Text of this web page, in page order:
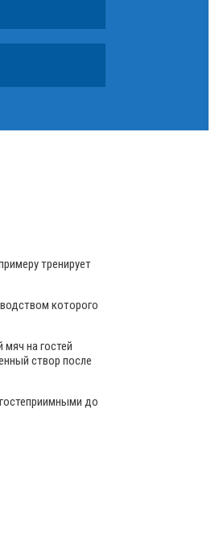
тренирует
которого
на гостей
створ после
до